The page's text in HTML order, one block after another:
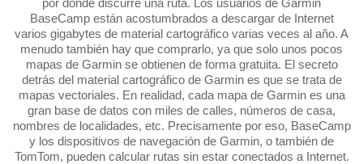
BaseCamp están acostumbrados a descargar de Internet
varios gigabytes de material cartográfico varias veces al año. A
menudo también hay que comprarlo, ya que solo unos pocos
mapas de Garmin se obtienen de forma gratuita. El secreto
detrás del material cartográfico de Garmin es que se trata de
mapas vectoriales. En realidad, cada mapa de Garmin es una
gran base de datos con miles de calles, números de casa,
nombres de localidades, etc. Precisamente por eso, BaseCamp
y los dispositivos de navegación de Garmin, o también de
TomTom, pueden calcular rutas sin estar conectados a Internet.